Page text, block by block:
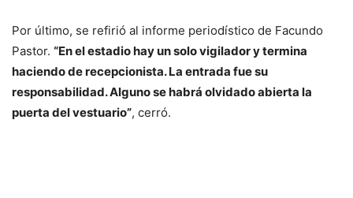
Por último, se refirió al informe periodístico de Facundo
Pastor. “En el estadio hay un solo vigilador y termina
haciendo de recepcionista. La entrada fue su
responsabilidad. Alguno se habrá olvidado abierta la
puerta del vestuario”, cerró.